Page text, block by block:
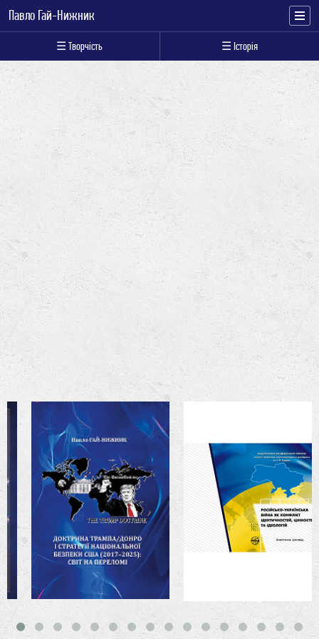
Павло Гай-Нижник
☰ Творчість ☰ Історія